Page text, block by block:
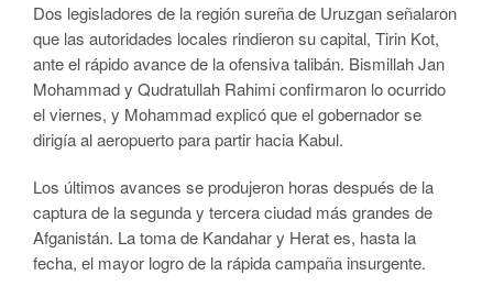
Dos legisladores de la región sureña de Uruzgan señalaron
que las autoridades locales rindieron su capital, Tirin Kot,
ante el rápido avance de la ofensiva talibán. Bismillah Jan
Mohammad y Qudratullah Rahimi confirmaron lo ocurrido
el viernes, y Mohammad explicó que el gobernador se
dirigía al aeropuerto para partir hacia Kabul.
Los últimos avances se produjeron horas después de la
captura de la segunda y tercera ciudad más grandes de
Afganistán. La toma de Kandahar y Herat es, hasta la
fecha, el mayor logro de la rápida campaña insurgente.